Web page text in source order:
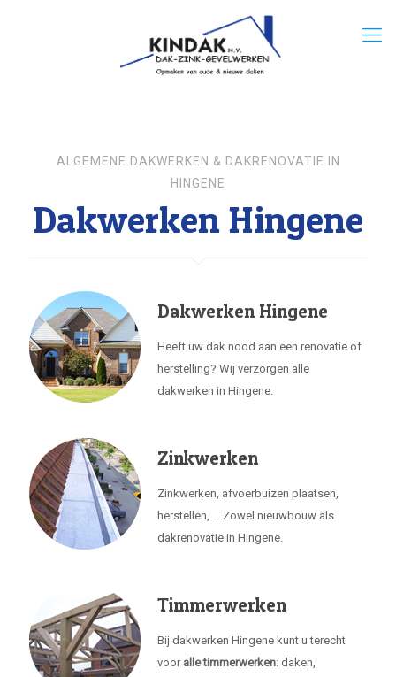
ALGEMENE DAKWERKEN & DAKRENOVATIE IN
HINGENE
Dakwerken Hingene
Dakwerken Hingene
Heeft uw dak nood aan een renovatie of
herstelling? Wij verzorgen alle
dakwerken in Hingene.
Zinkwerken
Zinkwerken, afvoerbuizen plaatsen,
herstellen, ... Zowel nieuwbouw als
dakrenovatie in Hingene.
Timmerwerken
Bij dakwerken Hingene kunt u terecht
voor alle timmerwerken: daken,